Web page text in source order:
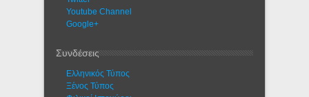
Youtube Channel
Google+
Συνδέσεις
Ελληνικός Τύπος
Ξένος Τύπος